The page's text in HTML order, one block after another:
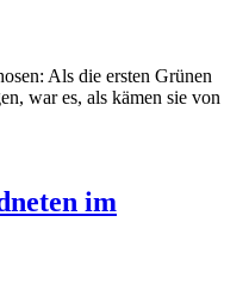
Als die ersten Grünen
war es, als kämen sie von
im